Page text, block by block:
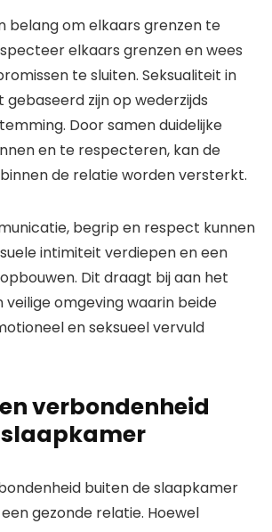
belang om elkaars grenzen te
elkaars grenzen en wees
te sluiten. Seksualiteit in
zijn op wederzijds
Door samen duidelijke
en te respecteren, kan de
de relatie worden versterkt.
begrip en respect kunnen
intimiteit verdiepen en een
Dit draagt bij aan het
omgeving waarin beide
en seksueel vervuld
verbondenheid
buiten de slaapkamer
gezonde relatie. Hoewel